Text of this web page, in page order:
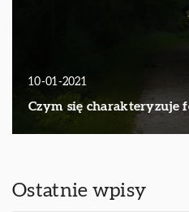
10-01-2021
Czym się charakteryzuje
Ostatnie wpisy